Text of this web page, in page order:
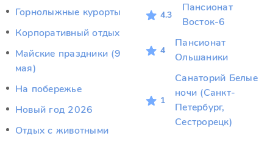
Горнолыжные курорты
Корпоративный отдых
Майские праздники (9
мая)
На побережье
Новый год 2026
Отдых c животными
4.3
Пансионат
Восток-6
4
Пансионат
Ольшаники
1
Санаторий Белые
ночи (Санкт-
Петербург,
Сестрорецк)